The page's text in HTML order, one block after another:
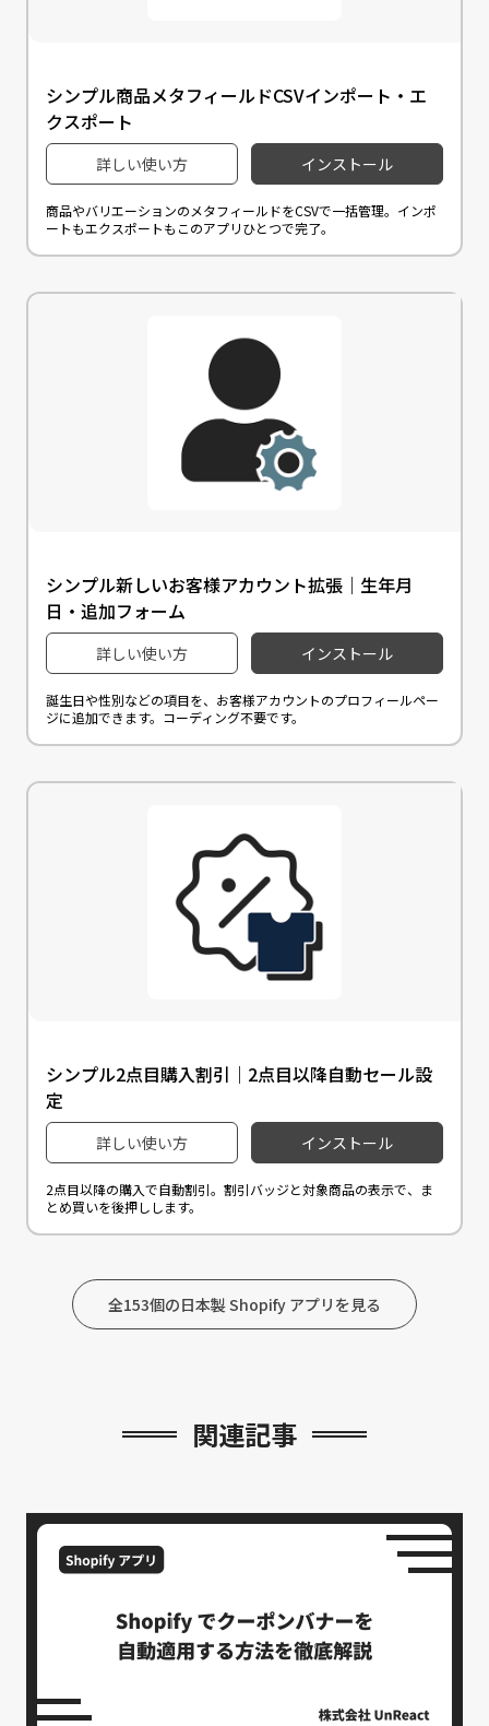
シンプル商品メタフィールドCSVインポート・エ
クスポート
詳しい使い方 インストール
商品やバリエーションのメタフィールドをCSVで一括管理。インポ
ートもエクスポートもこのアプリひとつで完了。
シンプル新しいお客様アカウント拡張｜生年月
日・追加フォーム
詳しい使い方 インストール
誕生日や性別などの項目を、お客様アカウントのプロフィールペー
ジに追加できます。コーディング不要です。
シンプル2点目購入割引｜2点目以降自動セール設
定
詳しい使い方 インストール
2点目以降の購入で自動割引。割引バッジと対象商品の表示で、ま
とめ買いを後押しします。
全153個の日本製 Shopify アプリを見る
関連記事